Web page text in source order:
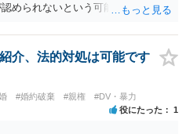
められないという可能性はあるで
介、法的対処は可能です
#婚約破棄 #親権 #DV・暴力
役にたった 1